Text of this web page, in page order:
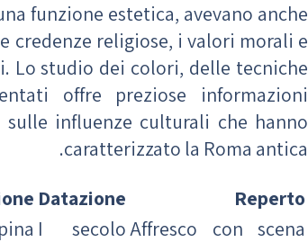
funzione estetica, avevano anche
religiose, i valori morali e
Lo studio dei colori, delle tecniche
offre preziose informazioni
influenze culturali che hanno
caratterizzato la Roma antica.
Reperto
Datazione
Affresco con scena
I secolo